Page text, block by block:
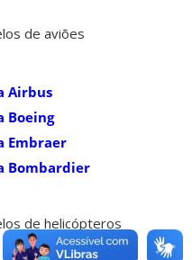
de aviões
Airbus
Boeing
Embraer
Bombardier
de helicópteros